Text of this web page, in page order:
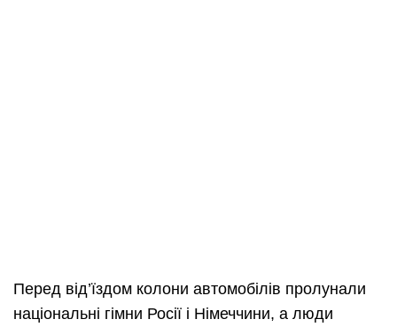
Перед від’їздом колони автомобілів пролунали
національні гімни Росії і Німеччини, а люди